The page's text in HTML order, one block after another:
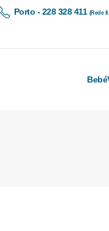
Porto - 228 328 411 (Rede